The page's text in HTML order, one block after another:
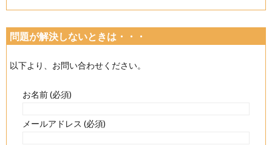
問題が解決しないときは・・・
以下より、お問い合わせください。
お名前 (必須)
メールアドレス (必須)